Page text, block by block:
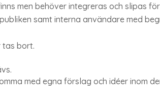
men behöver integreras och slipas
samt interna användare med
tas bort.
med egna förslag och idéer inom